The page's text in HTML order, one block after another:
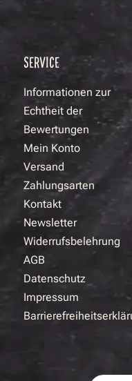
SERVICE
Informationen zur
Echtheit der
Bewertungen
Mein Konto
Versand
Zahlungsarten
Kontakt
Newsletter
Widerrufsbelehrung
AGB
Datenschutz
Impressum